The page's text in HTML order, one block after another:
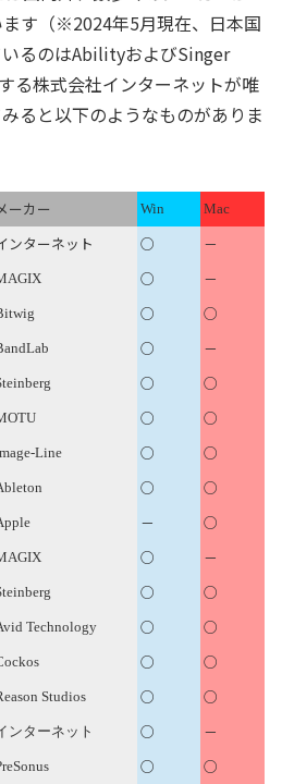
す（※2024年5月現在、日本国
るのはAbilityおよびSinger
る株式会社インターネットが唯
ると以下のようなものがありま
ーカー Win Mac
ンターネット ○ －
○ －
○ ○
○ －
○ ○
○ ○
Line ○ ○
○ ○
－ ○
○ －
○ ○
Technology ○ ○
○ ○
Studios ○ ○
ンターネット ○ －
○ ○